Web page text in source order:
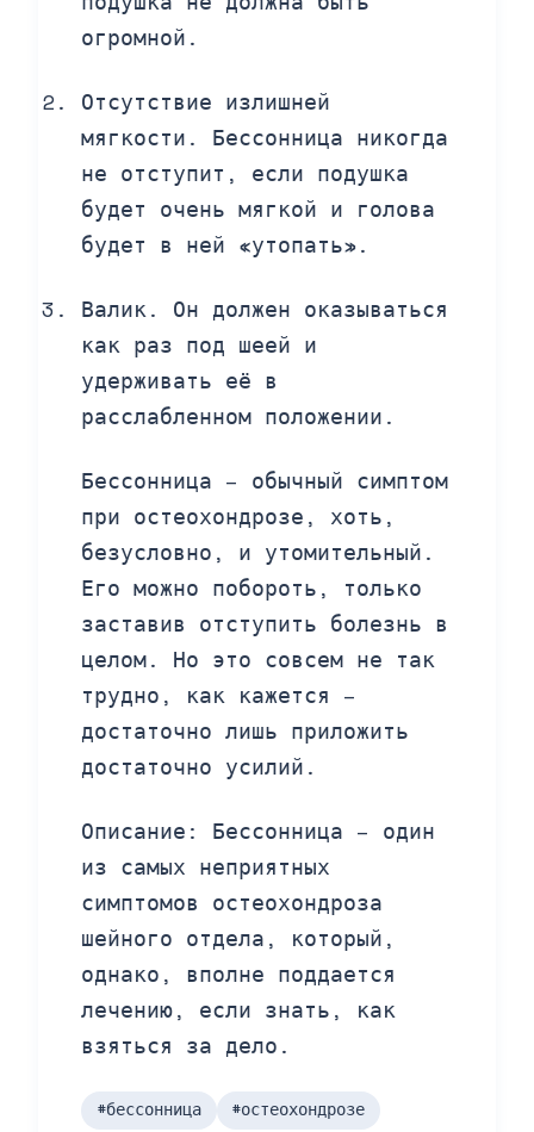
огромной.
Отсутствие излишней
мягкости. Бессонница никогда
не отступит, если подушка
будет очень мягкой и голова
будет в ней «утопать».
Валик. Он должен оказываться
как раз под шеей и
удерживать её в
расслабленном положении.
Бессонница – обычный симптом
при остеохондрозе, хоть,
безусловно, и утомительный.
Его можно побороть, только
заставив отступить болезнь в
целом. Но это совсем не так
трудно, как кажется –
достаточно лишь приложить
достаточно усилий.
Описание: Бессонница – один
из самых неприятных
симптомов остеохондроза
шейного отдела, который,
однако, вполне поддается
лечению, если знать, как
взяться за дело.
#бессонница #остеохондрозе